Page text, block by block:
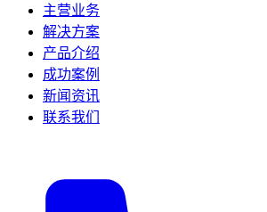
主营业务
解决方案
产品介绍
成功案例
新闻资讯
联系我们